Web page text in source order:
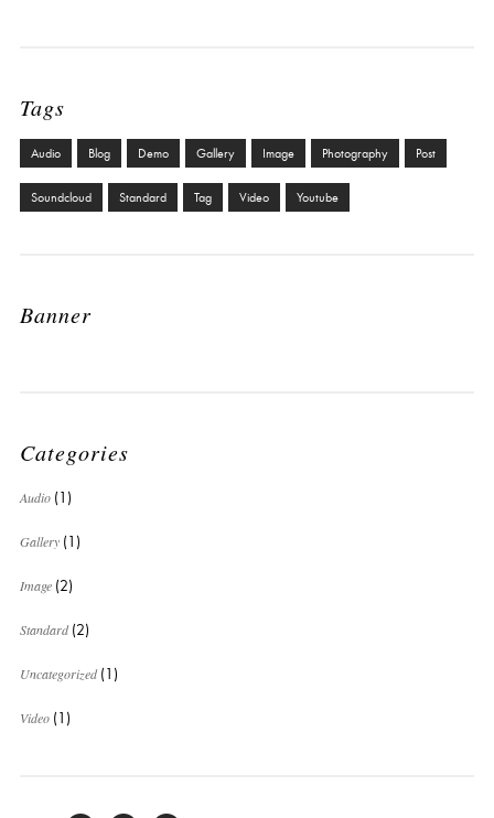
Tags
Audio Blog Demo Gallery Image Photography Post
Soundcloud Standard Tag Video Youtube
Banner
Categories
Audio(1)
Gallery(1)
Image(2)
Standard(2)
Uncategorized(1)
Video(1)